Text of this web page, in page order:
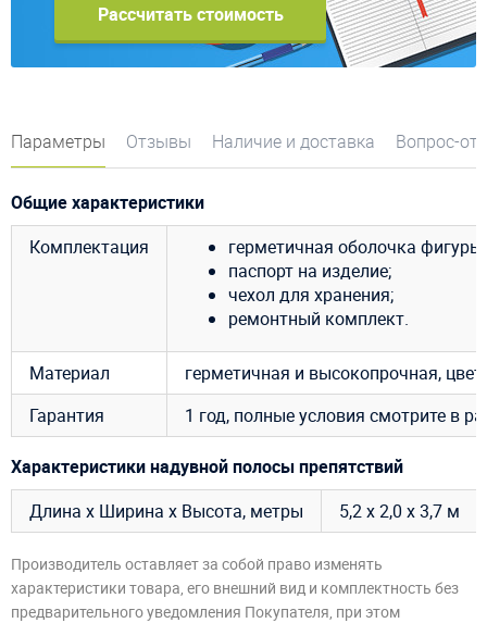
Рассчитать стоимость
Параметры Отзывы Наличие и доставка Вопрос-
Общие характеристики
Комплектация
герметичная оболочка фигуры;
паспорт на изделие;
чехол для хранения;
ремонтный комплект.
Материал
герметичная и высокопрочная,
Гарантия
1 год, полные условия смотрите в
Характеристики надувной полосы препятствий
Длина х Ширина х Высота, метры
5,2 х 2,0 х 3,7 м
Производитель оставляет за собой право изменять
характеристики товара, его внешний вид и комплектность без
предварительного уведомления Покупателя, при этом